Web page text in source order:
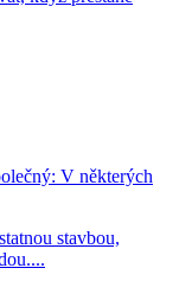
V některých
stavbou,